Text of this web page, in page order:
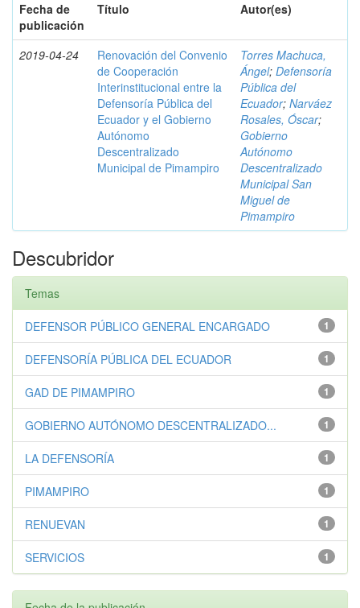
Fecha de
publicación
Título Autor(es)
2019-04-24
Renovación del Convenio
de Cooperación
Interinstitucional entre la
Defensoría Pública del
Ecuador y el Gobierno
Autónomo
Descentralizado
Municipal de Pimampiro
Torres Machuca,
Ángel; Defensoría
Pública del
Ecuador; Narváez
Rosales, Óscar;
Gobierno
Autónomo
Descentralizado
Municipal San
Miguel de
Pimampiro
Descubridor
Temas
1
DEFENSOR PÚBLICO GENERAL ENCARGADO
1
DEFENSORÍA PÚBLICA DEL ECUADOR
1
GAD DE PIMAMPIRO
1
GOBIERNO AUTÓNOMO DESCENTRALIZADO...
1
LA DEFENSORÍA
1
PIMAMPIRO
1
RENUEVAN
1
SERVICIOS